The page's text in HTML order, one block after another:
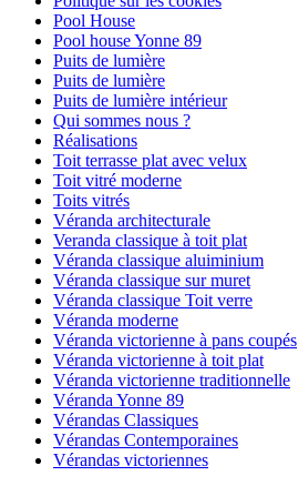
Pool House
Pool house Yonne 89
Puits de lumière
Puits de lumière
Puits de lumière intérieur
Qui sommes nous ?
Réalisations
Toit terrasse plat avec velux
Toit vitré moderne
Toits vitrés
Véranda architecturale
Veranda classique à toit plat
Véranda classique aluiminium
Véranda classique sur muret
Véranda classique Toit verre
Véranda moderne
Véranda victorienne à pans coupés
Véranda victorienne à toit plat
Véranda victorienne traditionnelle
Véranda Yonne 89
Vérandas Classiques
Vérandas Contemporaines
Vérandas victoriennes